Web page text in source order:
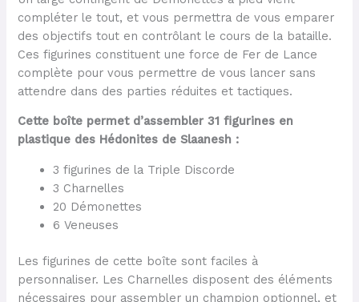
compléter le tout, et vous permettra de vous emparer
des objectifs tout en contrôlant le cours de la bataille.
Ces figurines constituent une force de Fer de Lance
complète pour vous permettre de vous lancer sans
attendre dans des parties réduites et tactiques.
Cette boîte permet d’assembler 31 figurines en
plastique des Hédonites de Slaanesh :
3 figurines de la Triple Discorde
3 Charnelles
20 Démonettes
6 Veneuses
Les figurines de cette boîte sont faciles à
personnaliser. Les Charnelles disposent des éléments
nécessaires pour assembler un champion optionnel, et